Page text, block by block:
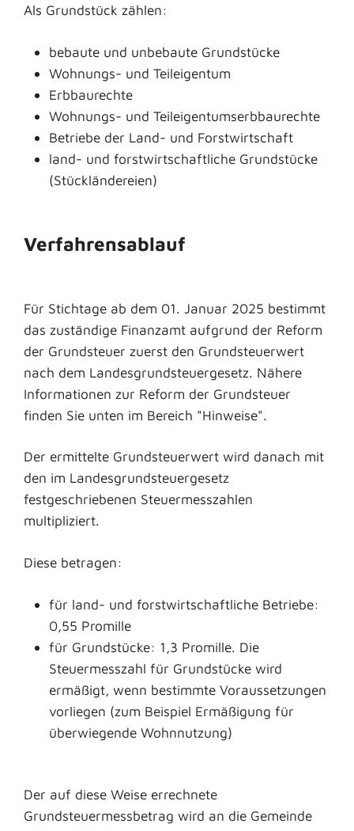
Als Grundstück zählen:
bebaute und unbebaute Grundstücke
Wohnungs- und Teileigentum
Erbbaurechte
Wohnungs- und Teileigentumserbbaurechte
Betriebe der Land- und Forstwirtschaft
land- und forstwirtschaftliche Grundstücke
(Stückländereien)
Verfahrensablauf
Für Stichtage ab dem 01. Januar 2025 bestimmt
das zuständige Finanzamt aufgrund der Reform
der Grundsteuer zuerst den Grundsteuerwert
nach dem Landesgrundsteuergesetz. Nähere
Informationen zur Reform der Grundsteuer
finden Sie unten im Bereich "Hinweise".
Der ermittelte Grundsteuerwert wird danach mit
den im Landesgrundsteuergesetz
festgeschriebenen Steuermesszahlen
multipliziert.
Diese betragen:
für land- und forstwirtschaftliche Betriebe:
0,55 Promille
für Grundstücke: 1,3 Promille. Die
Steuermesszahl für Grundstücke wird
ermäßigt, wenn bestimmte Voraussetzungen
vorliegen (zum Beispiel Ermäßigung für
überwiegende Wohnnutzung)
Der auf diese Weise errechnete
Grundsteuermessbetrag wird an die Gemeinde